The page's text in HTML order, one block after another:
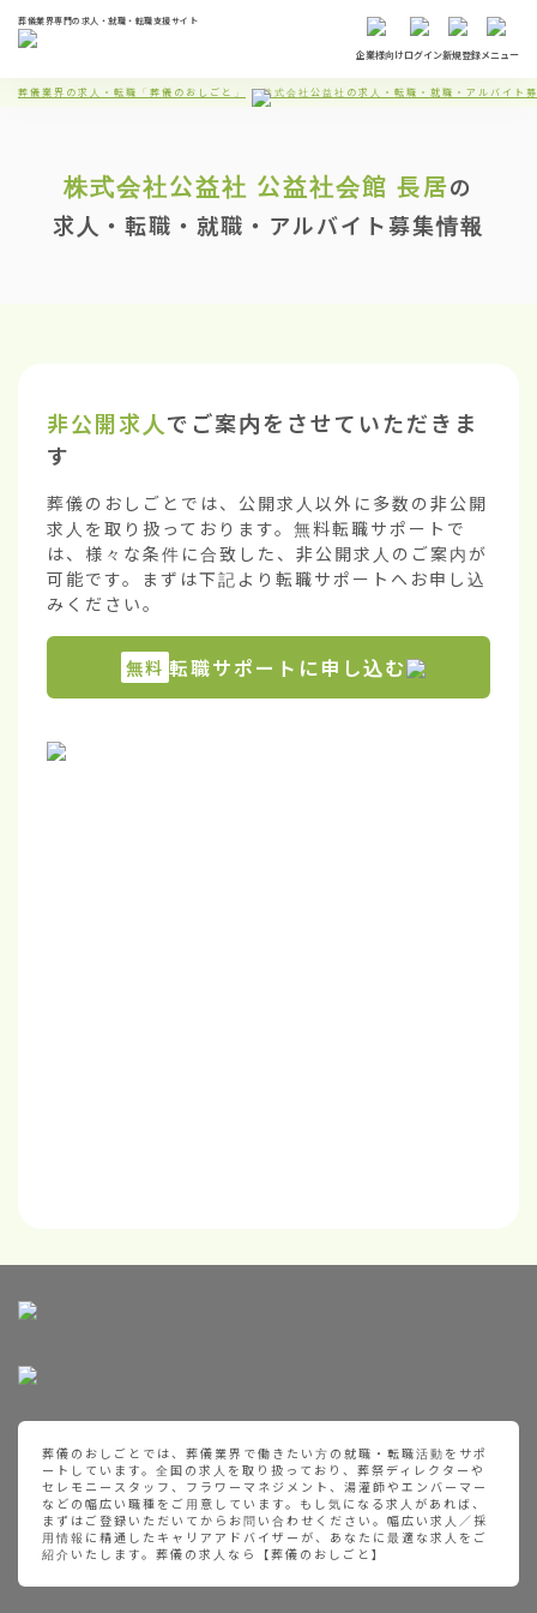
葬儀業界専門の求人・就職・転職支援サイト
企業様向けログイン新規登録メニュー
葬儀業界の求人・転職「葬儀のおしごと」 株式会社公益社の求人・転職・就職・アルバイト
株式会社公益社 公益社会館 長居の
求人・転職・就職・アルバイト募集情報
非公開求人でご案内をさせていただきま
す
葬儀のおしごとでは、公開求人以外に多数の非公開
求人を取り扱っております。無料転職サポートで
は、様々な条件に合致した、非公開求人のご案内が
可能です。まずは下記より転職サポートへお申し込
みください。
無料 転職サポートに申し込む
葬儀のおしごとでは、葬儀業界で働きたい方の就職・転職活動をサポ
ートしています。全国の求人を取り扱っており、葬祭ディレクターや
セレモニースタッフ、フラワーマネジメント、湯灌師やエンバーマー
などの幅広い職種をご用意しています。もし気になる求人があれば、
まずはご登録いただいてからお問い合わせください。幅広い求人／採
用情報に精通したキャリアアドバイザーが、あなたに最適な求人をご
紹介いたします。葬儀の求人なら【葬儀のおしごと】